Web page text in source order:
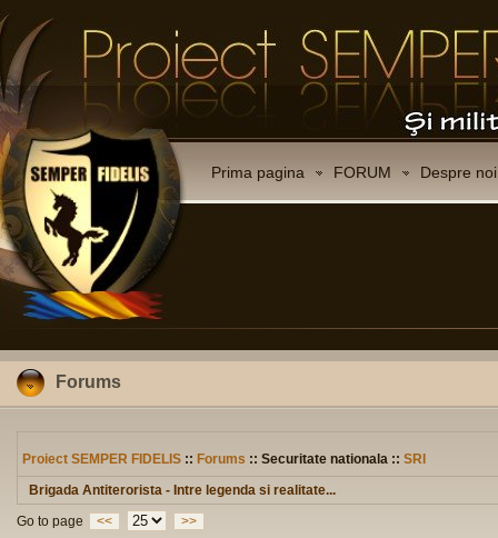
Prima pagina FORUM Despre noi
Forums
Proiect SEMPER FIDELIS :: Forums :: Securitate nationala :: SRI
Brigada Antiterorista - Intre legenda si realitate...
Go to page
<<
>>